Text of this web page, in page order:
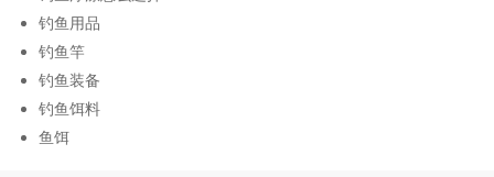
钓鱼用品
钓鱼竿
钓鱼装备
钓鱼饵料
鱼饵